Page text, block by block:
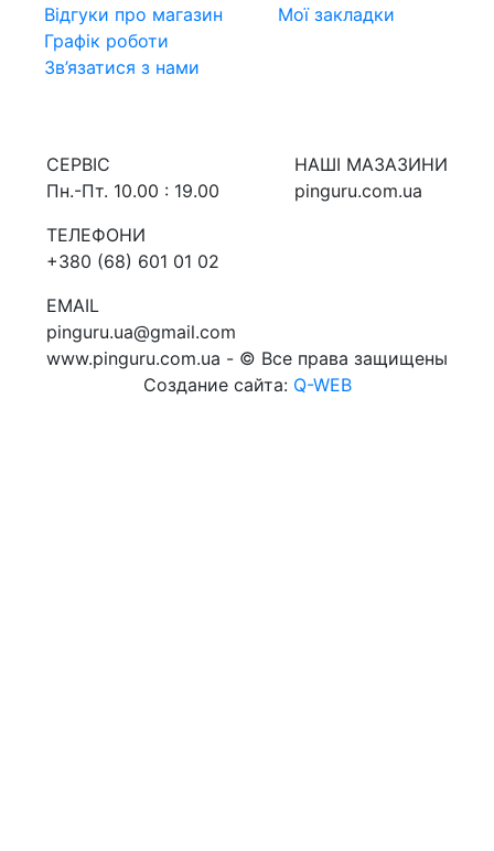
Відгуки про магазин
Графік роботи
Зв’язатися з нами
Мої закладки
СЕРВIС
Пн.-Пт. 10.00 : 19.00
ТЕЛЕФОНИ
+380 (68) 601 01 02
EMAIL
pinguru.ua@gmail.com
НАШI МАЗАЗИНИ
pinguru.com.ua
www.pinguru.com.ua - © Все права защищены
Создание сайта: Q-WEB